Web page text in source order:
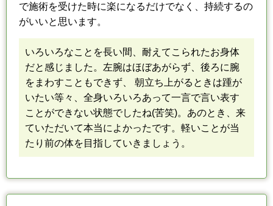
で施術を受けた時に楽になるだけでなく、持続するの
がいいと思います。
いろいろなことを長い間、耐えてこられたお身体
だと感じました。 左腕はほぼあがらず、後ろに腕
をまわすこともできず、 朝立ち上がるときは踵が
いたい等々、 全身いろいろあって一言で言い表す
ことができない状態でしたね(苦笑)。 あのとき、来
ていただいて本当によかったです。 軽いことが当
たり前の体を目指していきましょう。